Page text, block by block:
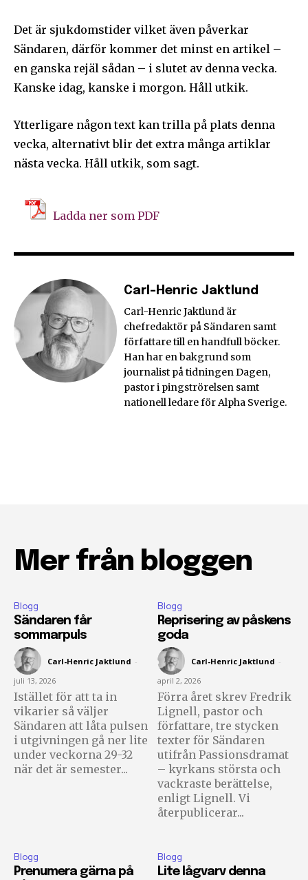
Följ Sändarens nyhetsbrev och
För att prenumerera: Ange din e-postadress och klicka på
prenumerationsknappen. Oroa dig inte, vi respekterar din
integritet och kommer inte att skicka skräppost till din
inkorg.
Prenumerera på Sändarens nyhetsbrev.
Jag godkänner integritetspolicyn
Ladda ner som PDF
Det är sjukdomstider vilket även påverkar
Sändaren, därför kommer det minst en artikel –
en ganska rejäl sådan – i slutet av denna vecka.
Kanske idag, kanske i morgon. Håll utkik.
Ytterligare någon text kan trilla på plats denna
vecka, alternativt blir det extra många artiklar
nästa vecka. Håll utkik, som sagt.
Ladda ner som PDF
Carl-Henric Jaktlund
Carl-Henric Jaktlund är
chefredaktör på Sändaren samt
författare till en handfull böcker.
Han har en bakgrund som
journalist på tidningen Dagen,
pastor i pingströrelsen samt
nationell ledare för Alpha Sverige.
Mer från bloggen
Blogg
Sändaren får
sommarpuls
Carl-Henric Jaktlund -
juli 13, 2026
Istället för att ta in
vikarier så väljer
Sändaren att låta pulsen
i utgivningen gå ner lite
under veckorna 29-32
när det är semester...
Blogg
Reprisering av påskens
goda
Carl-Henric Jaktlund -
april 2, 2026
Förra året skrev Fredrik
Lignell, pastor och
författare, tre stycken
texter för Sändaren
utifrån Passionsdramat
– kyrkans största och
vackraste berättelse,
enligt Lignell. Vi
återpublicerar...
Blogg
Prenumera gärna på
Blogg
Lite lågvarv denna